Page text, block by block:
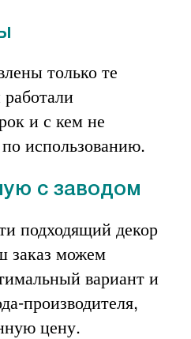
только те
и с кем не
использованию.
с заводом
подходящий декор
заказ можем
вариант и
производителя,
цену.